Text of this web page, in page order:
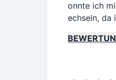
onnte ich
echseln, da